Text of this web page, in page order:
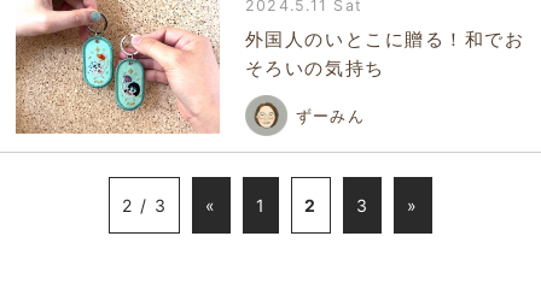
2024.5.11 Sat
外国人のいとこに贈る！和でお
そろいの気持ち
ずーみん
2 / 3 « 1 2 3 »